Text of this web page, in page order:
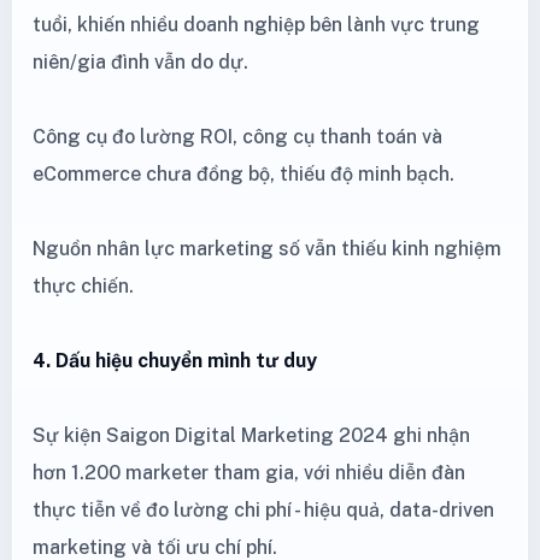
tuổi, khiến nhiều doanh nghiệp bên lành vực trung
niên/gia đình vẫn do dự.
Công cụ đo lường ROI, công cụ thanh toán và
eCommerce chưa đồng bộ, thiếu độ minh bạch.
Nguồn nhân lực marketing số vẫn thiếu kinh nghiệm
thực chiến.
4. Dấu hiệu chuyển mình tư duy
Sự kiện Saigon Digital Marketing 2024 ghi nhận
hơn 1.200 marketer tham gia, với nhiều diễn đàn
thực tiễn về đo lường chi phí - hiệu quả, data-driven
marketing và tối ưu chí phí.